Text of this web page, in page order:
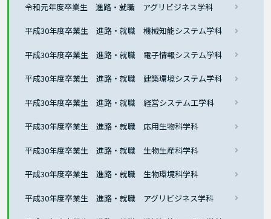
令和元年度卒業生 進路・就職 アグリビジネス学科
平成30年度卒業生 進路・就職 機械知能システム学科
平成30年度卒業生 進路・就職 電子情報システム学科
平成30年度卒業生 進路・就職 建築環境システム学科
平成30年度卒業生 進路・就職 経営システム工学科
平成30年度卒業生 進路・就職 応用生物科学科
平成30年度卒業生 進路・就職 生物生産科学科
平成30年度卒業生 進路・就職 生物環境科学科
平成30年度卒業生 進路・就職 アグリビジネス学科